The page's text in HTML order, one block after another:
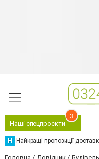
Наші спецпроєкти
3
Н Найкращі пропозиції
Головна Довідник